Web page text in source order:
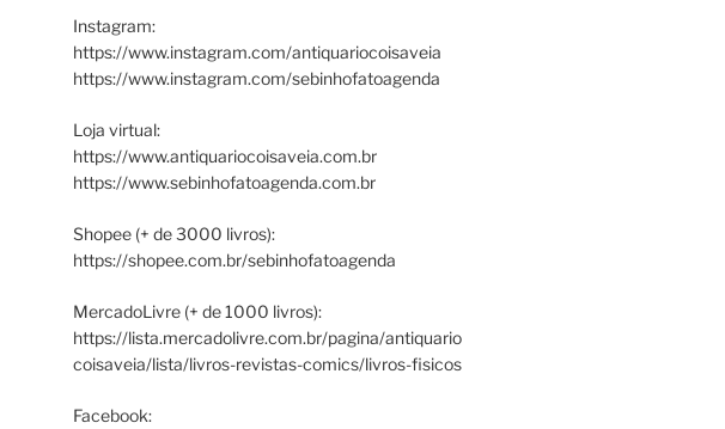
Instagram:
https://www.instagram.com/antiquariocoisaveia
https://www.instagram.com/sebinhofatoagenda
Loja virtual:
https://www.antiquariocoisaveia.com.br
https://www.sebinhofatoagenda.com.br
Shopee (+ de 3000 livros):
https://shopee.com.br/sebinhofatoagenda
MercadoLivre (+ de 1000 livros):
https://lista.mercadolivre.com.br/pagina/antiquario
coisaveia/lista/livros-revistas-comics/livros-fisicos
Facebook: